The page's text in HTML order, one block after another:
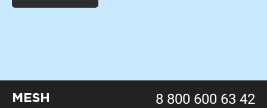
MESH 8 800 600 63 42